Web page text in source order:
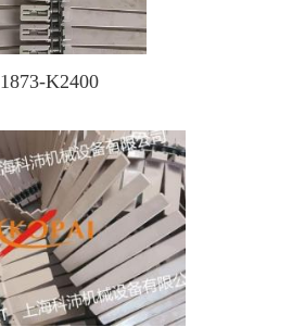
1873-K2400